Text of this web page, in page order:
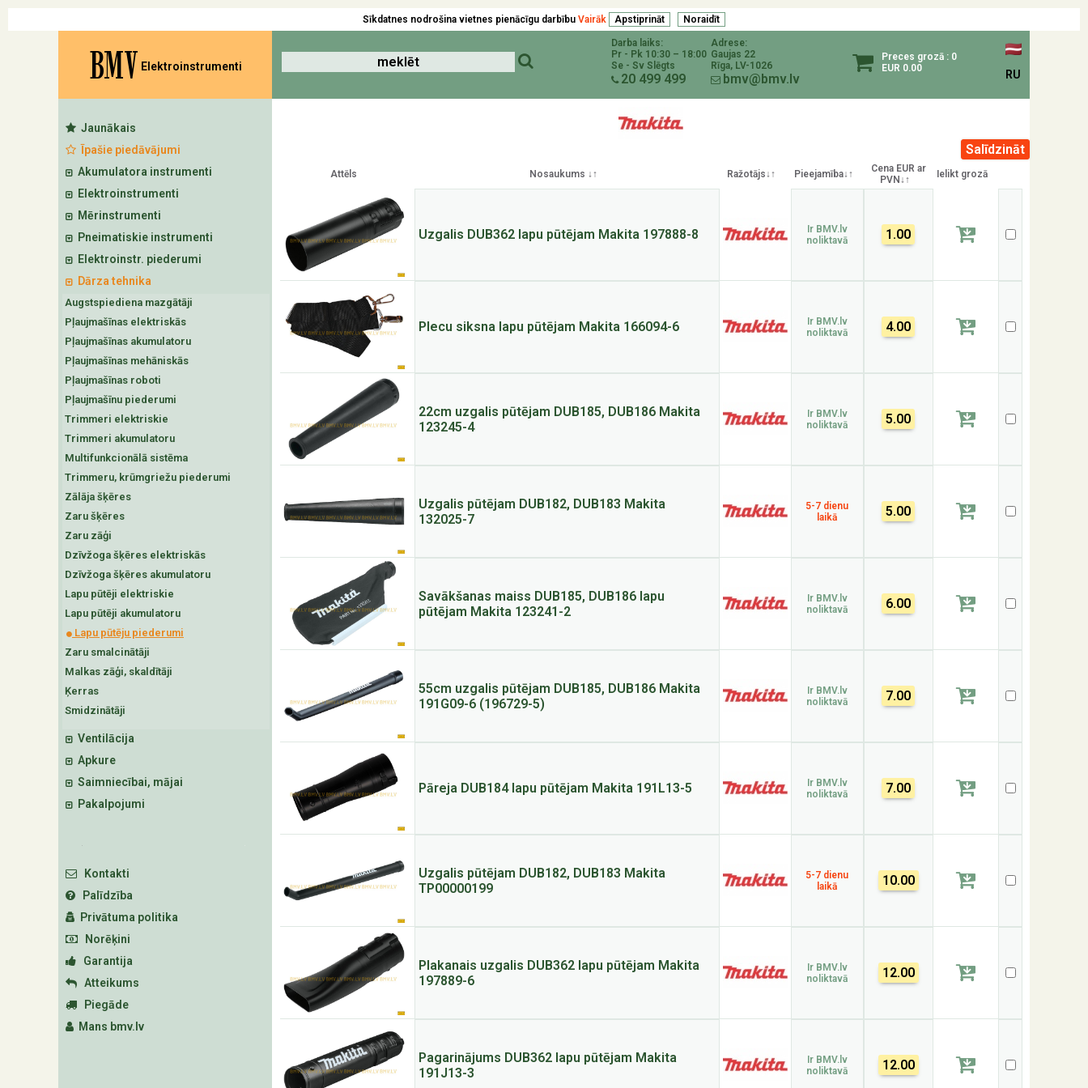
Sīkdatnes nodrošina vietnes pienācīgu darbību Vairāk
BMV Elektroinstrumenti
Darba laiks:
Pr - Pk 10:30 – 18:00
Se - Sv Slēgts
20 499 499
Adrese:
Gaujas 22
Rīga, LV-1026
bmv@bmv.lv
Preces grozā : 0
EUR 0.00
RU
Jaunākais
Īpašie piedāvājumi
Akumulatora instrumenti
Elektroinstrumenti
Mērinstrumenti
Pneimatiskie instrumenti
Elektroinstr. piederumi
Dārza tehnika
Augstspiediena mazgātāji
Pļaujmašīnas elektriskās
Pļaujmašīnas akumulatoru
Pļaujmašīnas mehāniskās
Pļaujmašīnas roboti
Pļaujmašīnu piederumi
Trimmeri elektriskie
Trimmeri akumulatoru
Multifunkcionālā sistēma
Trimmeru, krūmgriežu piederumi
Zālāja šķēres
Zaru šķēres
Zaru zāģi
Dzīvžoga šķēres elektriskās
Dzīvžoga šķēres akumulatoru
Lapu pūtēji elektriskie
Lapu pūtēji akumulatoru
Lapu pūtēju piederumi
Zaru smalcinātāji
Malkas zāģi, skaldītāji
Ķerras
Smidzinātāji
Ventilācija
Apkure
Saimniecībai, mājai
Pakalpojumi
Kontakti
Palīdzība
Privātuma politika
Norēķini
Garantija
Atteikums
Piegāde
Mans bmv.lv
Attēls Nosaukums ↓↑ Ražotājs↓↑ Pieejamība↓↑
Cena EUR ar
PVN↓↑
Ielikt grozā
Uzgalis DUB362 lapu pūtējam Makita 197888-8
Ir BMV.lv
noliktavā
1.00
Plecu siksna lapu pūtējam Makita 166094-6
Ir BMV.lv
noliktavā
4.00
22cm uzgalis pūtējam DUB185, DUB186 Makita
123245-4
Ir BMV.lv
noliktavā
5.00
Uzgalis pūtējam DUB182, DUB183 Makita
132025-7
5-7 dienu
laikā
5.00
Savākšanas maiss DUB185, DUB186 lapu
pūtējam Makita 123241-2
Ir BMV.lv
noliktavā
6.00
55cm uzgalis pūtējam DUB185, DUB186 Makita
191G09-6 (196729-5)
Ir BMV.lv
noliktavā
7.00
Pāreja DUB184 lapu pūtējam Makita 191L13-5
Ir BMV.lv
noliktavā
7.00
Uzgalis pūtējam DUB182, DUB183 Makita
TP00000199
5-7 dienu
laikā
10.00
Plakanais uzgalis DUB362 lapu pūtējam Makita
197889-6
Ir BMV.lv
noliktavā
12.00
Pagarinājums DUB362 lapu pūtējam Makita
191J13-3
Ir BMV.lv
noliktavā
12.00